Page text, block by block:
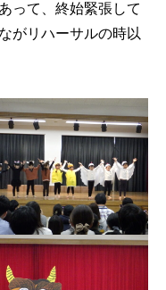
って、終始緊張して
がリハーサルの時以